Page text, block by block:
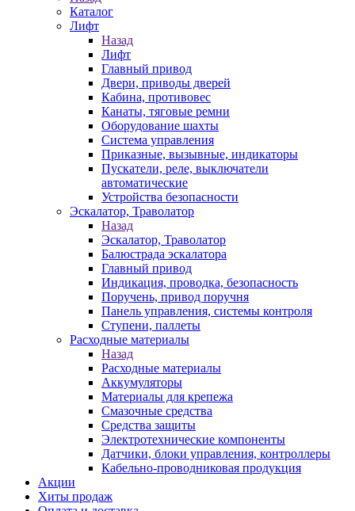
Каталог
Лифт
Назад
Лифт
Главный привод
Двери, приводы дверей
Кабина, противовес
Канаты, тяговые ремни
Оборудование шахты
Система управления
Приказные, вызывные, индикаторы
Пускатели, реле, выключатели
автоматические
Устройства безопасности
Эскалатор, Траволатор
Назад
Эскалатор, Траволатор
Балюстрада эскалатора
Главный привод
Индикация, проводка, безопасность
Поручень, привод поручня
Панель управления, системы контроля
Ступени, паллеты
Расходные материалы
Назад
Расходные материалы
Аккумуляторы
Материалы для крепежа
Смазочные средства
Средства защиты
Электротехнические компоненты
Датчики, блоки управления, контроллеры
Кабельно-проводниковая продукция
Акции
Хиты продаж